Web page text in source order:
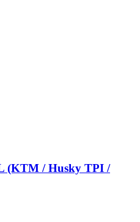
(KTM / Husky TPI /